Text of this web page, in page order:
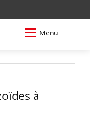
Menu
à